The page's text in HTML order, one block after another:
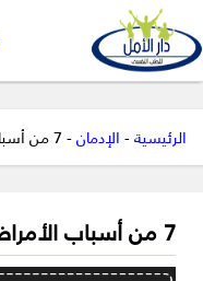
الرئيسية-الإدمان-7 من أسباب الأمراض النفسية
7 من أسباب الأمراض النفسية